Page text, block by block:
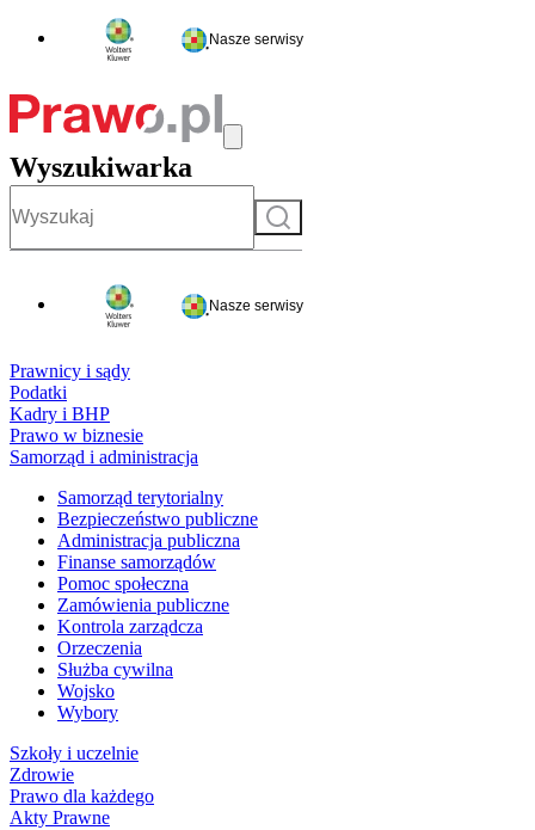
Nasze serwisy
Wyszukiwarka
Szukaj
Nasze serwisy
Prawnicy i sądy
Podatki
Kadry i BHP
Prawo w biznesie
Samorząd i administracja
Samorząd terytorialny
Bezpieczeństwo publiczne
Administracja publiczna
Finanse samorządów
Pomoc społeczna
Zamówienia publiczne
Kontrola zarządcza
Orzeczenia
Służba cywilna
Wojsko
Wybory
Szkoły i uczelnie
Zdrowie
Prawo dla każdego
Akty Prawne